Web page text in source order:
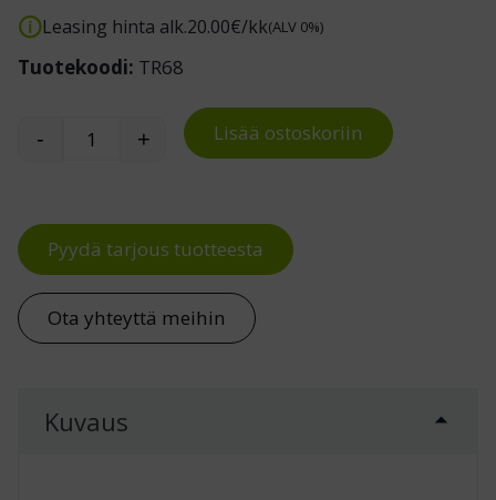
Leasing hinta alk.20.00€/kk(ALV 0%)
Tuotekoodi: TR68
Traffic Industry 600 x 800 mm määrä
- + Lisää ostoskoriin
Pyydä tarjous tuotteesta
Ota yhteyttä meihin
Kuvaus